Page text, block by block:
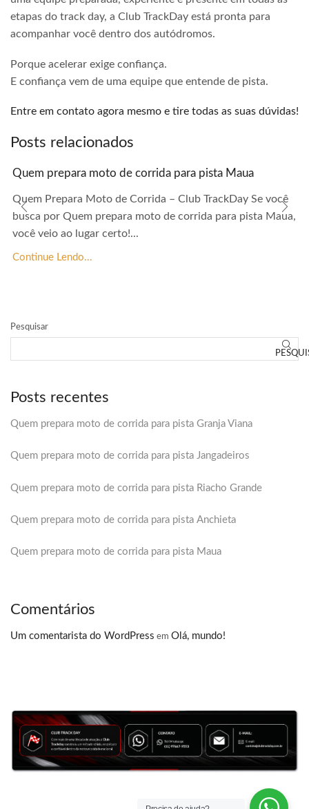
etapas do track day, a Club TrackDay está pronta para
acompanhar você dentro dos autódromos.
Porque acelerar exige confiança.
E confiança vem de uma equipe que entende de pista.
Entre em contato agora mesmo e tire todas as suas dúvidas!
Posts relacionados
Quem prepara moto de corrida para pista Maua
Quem Prepara Moto de Corrida – Club TrackDay Se você
busca por Quem prepara moto de corrida para pista Maua,
você veio ao lugar certo!...
Continue Lendo...
Pesquisar
Posts recentes
Quem prepara moto de corrida para pista Granja Viana
Quem prepara moto de corrida para pista Jangadeiros
Quem prepara moto de corrida para pista Riacho Grande
Quem prepara moto de corrida para pista Anchieta
Quem prepara moto de corrida para pista Maua
Comentários
Um comentarista do WordPress em Olá, mundo!